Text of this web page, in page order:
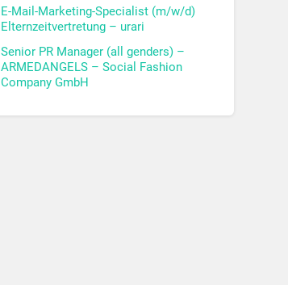
E-Mail-Marketing-Specialist (m/w/d)
Elternzeitvertretung – urari
Senior PR Manager (all genders) –
ARMEDANGELS – Social Fashion
Company GmbH